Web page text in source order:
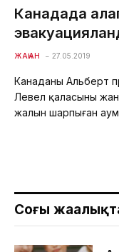
Канадада
ЖАҺАН 27.05.2019
Канаданың Альберт
Левел қаласының
жалын шарпыған
Соңғы